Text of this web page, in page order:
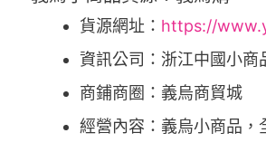
貨源網址： https://
資訊公司：浙江中國小商
商鋪商圈：義烏商貿城
經營內容：義烏小商品，